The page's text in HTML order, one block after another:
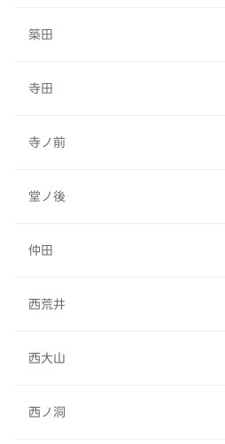
築田
寺田
寺ノ前
堂ノ後
仲田
西荒井
西大山
西ノ洞